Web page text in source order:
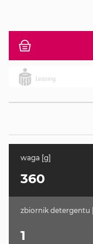
waga [g]
360
zbiornik detergentu
1